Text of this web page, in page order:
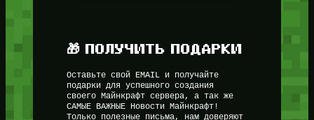
🎁 ПОЛУЧИТЬ ПОДАРКИ
Оставьте свой EMAIL и получайте
подарки для успешного создания
своего Майнкрафт сервера, а так же
САМЫЕ ВАЖНЫЕ Новости Майнкрафт!
Только полезные письма, нам доверяют